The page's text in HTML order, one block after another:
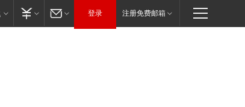
登录 注册免费邮箱